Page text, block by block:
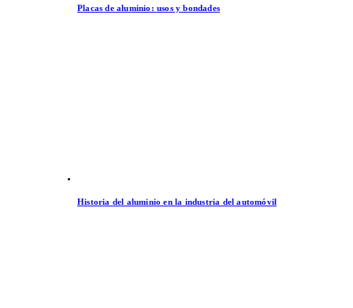
Placas de aluminio: usos y bondades
Historia del aluminio en la industria del automóvil